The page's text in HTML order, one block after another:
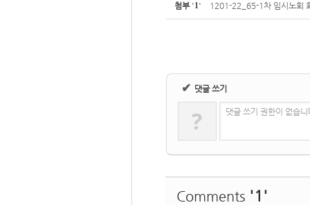
첨부 '1' 1201-22_65-1차 임시노회
✔ 댓글 쓰기
? 댓글 쓰기 권한이 없습
Comments '1'